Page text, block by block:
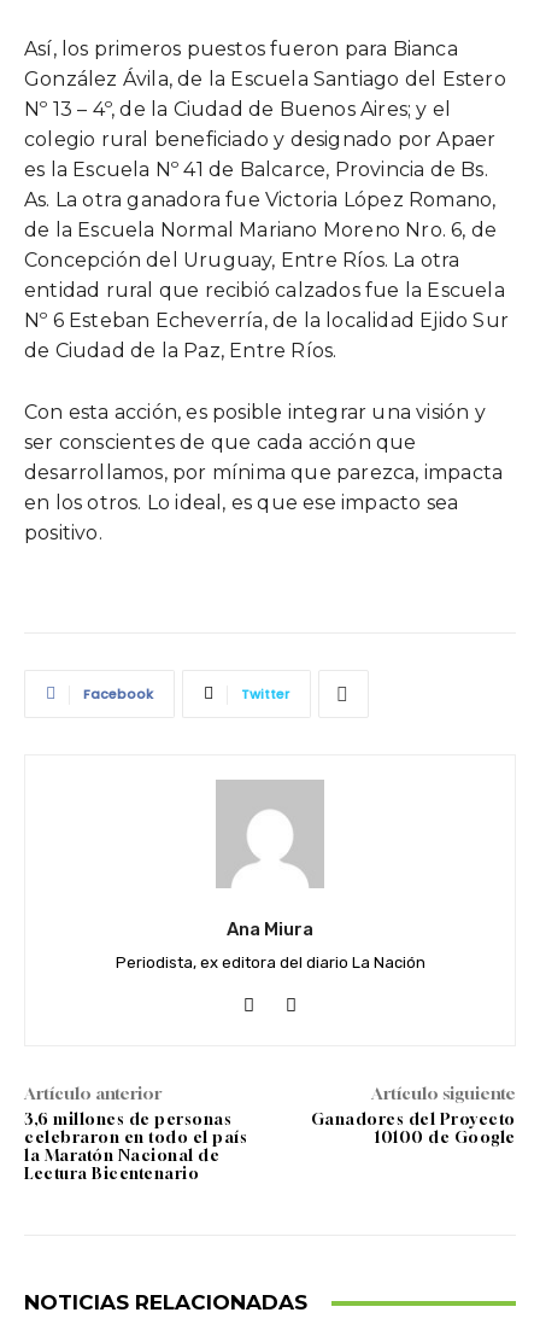
Así, los primeros puestos fueron para Bianca
González Ávila, de la Escuela Santiago del Estero
Nº 13 – 4º, de la Ciudad de Buenos Aires; y el
colegio rural beneficiado y designado por Apaer
es la Escuela Nº 41 de Balcarce, Provincia de Bs.
As. La otra ganadora fue Victoria López Romano,
de la Escuela Normal Mariano Moreno Nro. 6, de
Concepción del Uruguay, Entre Ríos. La otra
entidad rural que recibió calzados fue la Escuela
Nº 6 Esteban Echeverría, de la localidad Ejido Sur
de Ciudad de la Paz, Entre Ríos.
Con esta acción, es posible integrar una visión y
ser conscientes de que cada acción que
desarrollamos, por mínima que parezca, impacta
en los otros. Lo ideal, es que ese impacto sea
positivo.
Facebook Twitter
Ana Miura
Periodista, ex editora del diario La Nación
Artículo anterior
3,6 millones de personas
celebraron en todo el país
la Maratón Nacional de
Lectura Bicentenario
Artículo siguiente
Ganadores del Proyecto
10100 de Google
NOTICIAS RELACIONADAS